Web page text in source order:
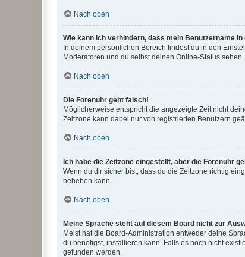
Nach oben
Wie kann ich verhindern, dass mein Benutzername
In deinem persönlichen Bereich findest du in den
Moderatoren und du selbst deinen Online-Status
Nach oben
Die Forenuhr geht falsch!
Möglicherweise entspricht die angezeigte Zeit nicht
Zeitzone kann dabei nur von registrierten Benutzern
Nach oben
Ich habe die Zeitzone eingestellt, aber die Forenuhr
Wenn du dir sicher bist, dass du die Zeitzone richtig
beheben kann.
Nach oben
Meine Sprache steht auf diesem Board nicht zur
Meist hat die Board-Administration entweder deine
du benötigst, installieren kann. Falls es noch nicht
gefunden werden.